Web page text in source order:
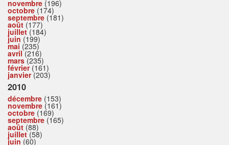
novembre (196)
octobre (174)
septembre (181)
août (177)
juillet(184)
juin (199)
mai (235)
avril(216)
mars(235)
février(161)
janvier(203)
2010
décembre (153)
novembre (161)
octobre (169)
septembre (165)
août (88)
juillet(58)
juin (60)